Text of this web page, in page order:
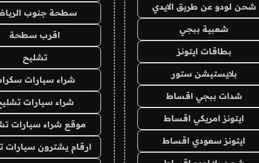
شحن لودو عن طريق الايدي
شعبية ببجي
بطاقات ايتونز
بلايستيشن ستور
شدات ببجي اقساط
ايتونز امريكي اقساط
ايتونز سعودي اقساط
سطحة جنوب
اقرب سطحة
تشليح
شراء سيارات
شراء سيارات
موقع شراء سيارات
ارقام يشترون سيارات